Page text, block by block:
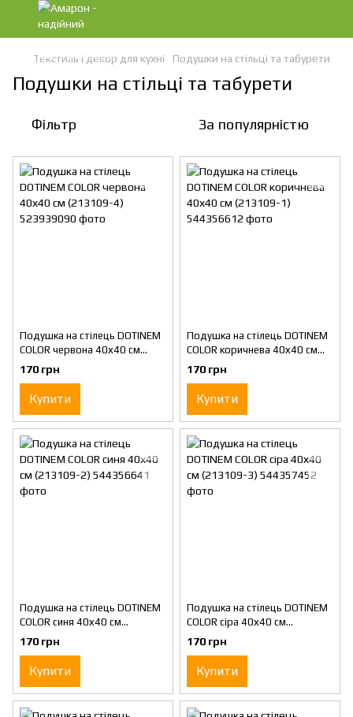
Текстиль і декор для кухні Подушки на стільці та табурети
Подушки на стільці та табурети
Фільтр За популярністю
Подушка на стілець DOTINEM
COLOR червона 40х40 см
(213109-4)
170 грн
Купити
Подушка на стілець DOTINEM
COLOR коричнева 40х40 см
(213109-1)
170 грн
Купити
Подушка на стілець DOTINEM
COLOR синя 40х40 см
(213109-2)
170 грн
Купити
Подушка на стілець DOTINEM
COLOR сіра 40х40 см
(213109-3)
170 грн
Купити